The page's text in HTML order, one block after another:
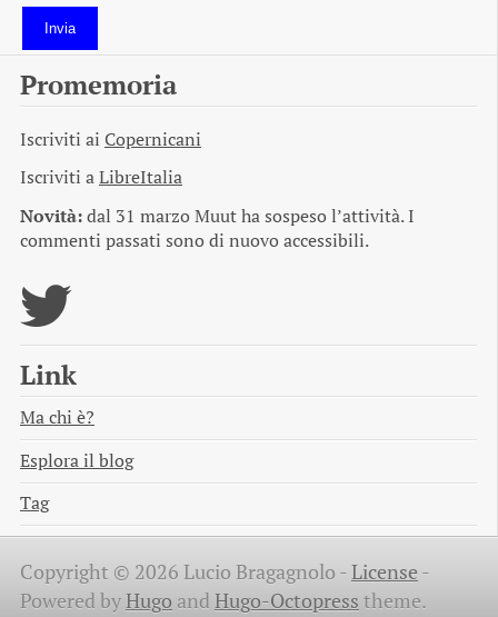
Invia
Promemoria
Iscriviti ai Copernicani
Iscriviti aLibreItalia
Novità:dal 31 marzo Muut ha sospeso l’attività. I
commenti passati sono di nuovo accessibili.
Link
Ma chi è?
Esplora il blog
Tag
Copyright © 2026 Lucio Bragagnolo -License -
Powered byHugo and Hugo-Octopress theme.